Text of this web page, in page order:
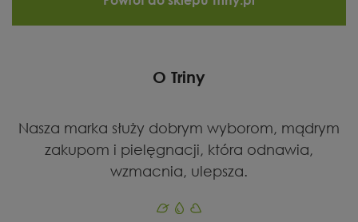
O Triny
Nasza marka służy dobrym wyborom, mądrym
zakupom i pielęgnacji, która odnawia,
wzmacnia, ulepsza.